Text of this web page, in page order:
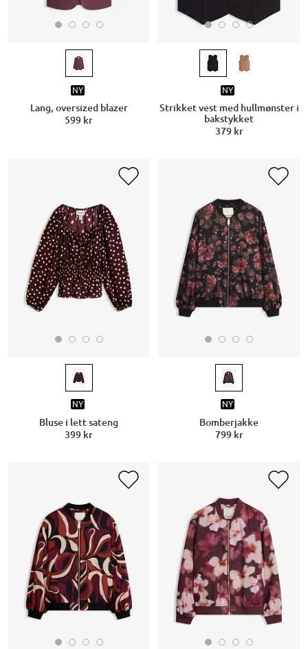
NY
Lang, oversized blazer
599 kr
NY
Strikket vest med hullmønster i
bakstykket
379 kr
NY
Bluse i lett sateng
399 kr
NY
Bomberjakke
799 kr